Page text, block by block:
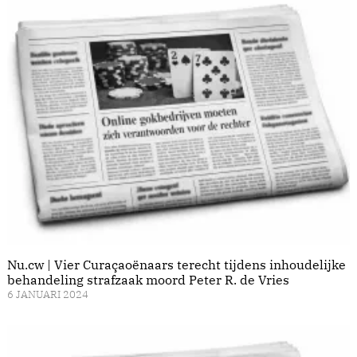
Nu.cw | Vier Curaçaoënaars terecht tijdens inhoudelijke
behandeling strafzaak moord Peter R. de Vries
6 JANUARI 2024